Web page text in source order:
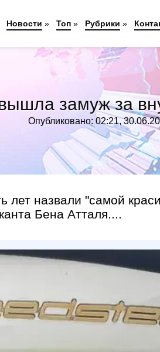
замуж за
Опубликовано: 02:21,
назвали "самой
Бена Атталя....
Новости » Топ » Рубрики »